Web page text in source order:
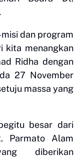
dan program
kita menangkan
Ridha dengan
27 November
massa yang
besar dari
Parmato Alam
diberikan